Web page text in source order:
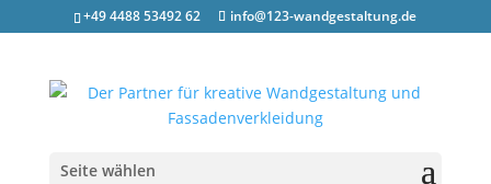
+49 4488 53492 62 info@123-wandgestaltung.de
Seite wählen